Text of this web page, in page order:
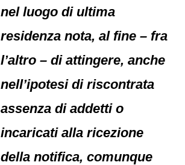
nel luogo di ultima
residenza nota, al fine – fra
l’altro – di attingere, anche
nell’ipotesi di riscontrata
assenza di addetti o
incaricati alla ricezione
della notifica, comunque